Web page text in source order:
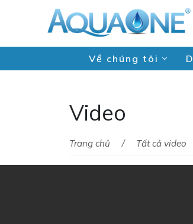
Về chúng tôi
Video
Trang chủ Tất cả video